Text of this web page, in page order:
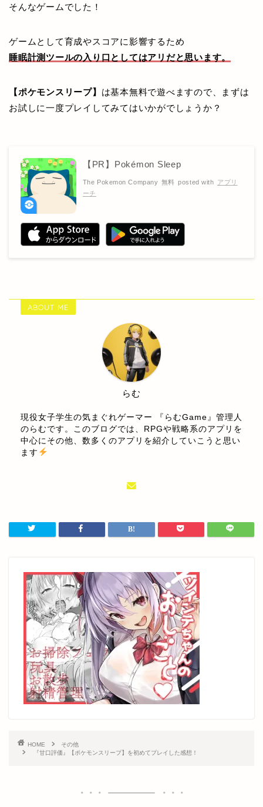
そんなゲームでした！
ゲームとして育成やスコアに影響するため
睡眠計測ツールの入り口としてはアリだと思います。
【ポケモンスリープ】 は基本無料で遊べますので、まずは
お試しに一度プレイしてみてはいかがでしょうか？
【PR】Pokémon Sleep
The Pokemon Company 無料 posted with アプリ
ーチ
ABOUT ME
らむ
現役女子学生の気まぐれゲーマー 『らむGame』管理人
のらむです。このブログでは、RPGや戦略系のアプリを
中心にその他、数多くのアプリを紹介していこうと思い
ます
HOME
その他
『甘口評価』【ポケモンスリープ】を初めてプレイした感想！